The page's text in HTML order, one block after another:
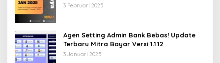
3 Februari 2025
Agen Setting Admin Bank Bebas! Update
Terbaru Mitra Bayar Versi 1.1.12
3 Januari 2025